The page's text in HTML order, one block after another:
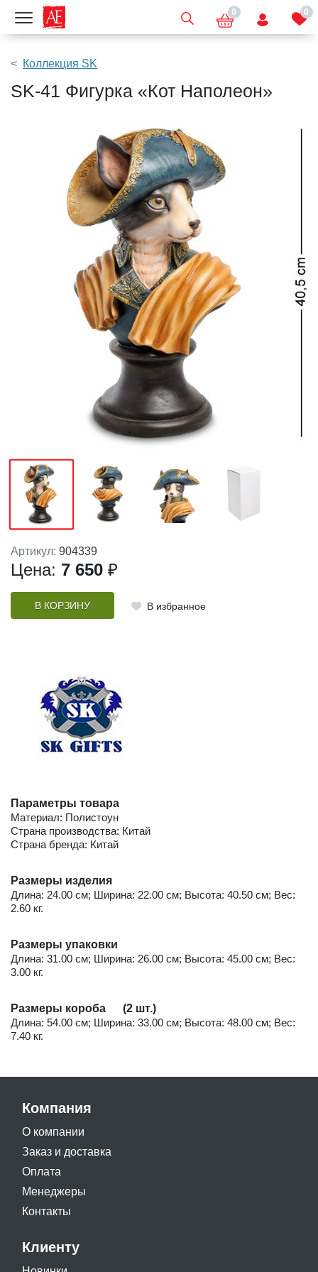
Показать меню 0 0
Коллекция SK
SK-41 Фигурка «Кот Наполеон»
Артикул: 904339
Цена: 7 650 ₽
В КОРЗИНУ В избранное
Параметры товара
Материал: Полистоун
Страна производства: Китай
Страна бренда: Китай
Размеры изделия
Длина: 24.00 см; Ширина: 22.00 см; Высота: 40.50 см; Вес:
2.60 кг.
Размеры упаковки
Длина: 31.00 см; Ширина: 26.00 см; Высота: 45.00 см; Вес:
3.00 кг.
Размеры короба (2 шт.)
Длина: 54.00 см; Ширина: 33.00 см; Высота: 48.00 см; Вес:
7.40 кг.
Компания
О компании
Заказ и доставка
Оплата
Менеджеры
Контакты
Клиенту